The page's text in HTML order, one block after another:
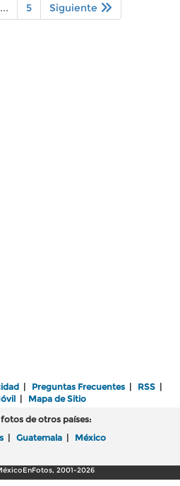
... 5 Siguiente
| Preguntas Frecuentes | RSS |
| Mapa de Sitio
fotos de otros países:
| Guatemala | México
2001-2026